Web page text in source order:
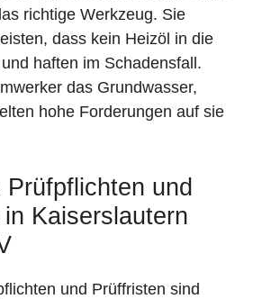
richtige Werkzeug. Sie
dass kein Heizöl in die
haften im Schadensfall.
das Grundwasser,
hohe Forderungen auf sie
und
Kaiserslautern
und Prüffristen sind